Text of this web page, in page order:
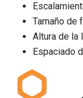
Tamaño de
Altura de la
Espaciado